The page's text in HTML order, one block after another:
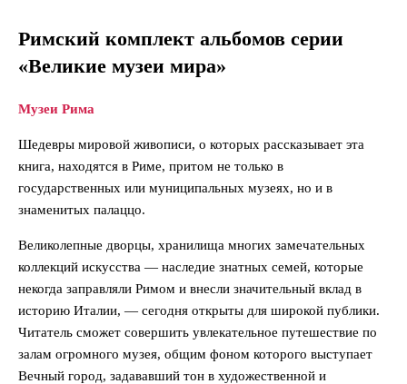
Римский комплект альбомов серии
«Великие музеи мира»
Музеи Рима
Шедевры мировой живописи, о которых рассказывает эта
книга, находятся в Риме, притом не только в
государственных или муниципальных музеях, но и в
знаменитых палаццо.
Великолепные дворцы, хранилища многих замечательных
коллекций искус­ства — наследие знатных семей, которые
некогда заправляли Римом и внесли значительный вклад в
историю Италии, — сегодня открыты для широкой публики.
Читатель сможет совершить увлекательное путешествие по
залам огромного музея, общим фоном которого выступает
Вечный город, задававший тон в художественной и